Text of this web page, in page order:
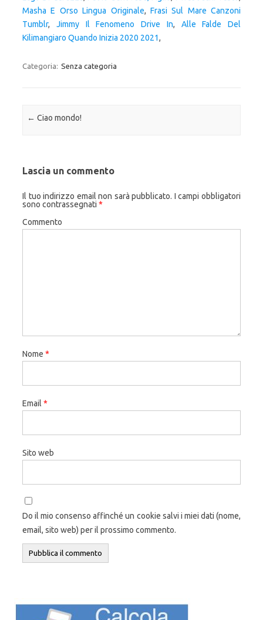
Masha E Orso Lingua Originale, Frasi Sul Mare Canzoni
Tumblr, Jimmy Il Fenomeno Drive In, Alle Falde Del
Kilimangiaro Quando Inizia 2020 2021,
Categoria: Senza categoria
Navigazione articolo
← Ciao mondo!
Lascia un commento
Il tuo indirizzo email non sarà pubblicato. I campi obbligatori
sono contrassegnati *
Commento
Nome *
Email *
Sito web
Do il mio consenso affinché un cookie salvi i miei dati (nome,
email, sito web) per il prossimo commento.